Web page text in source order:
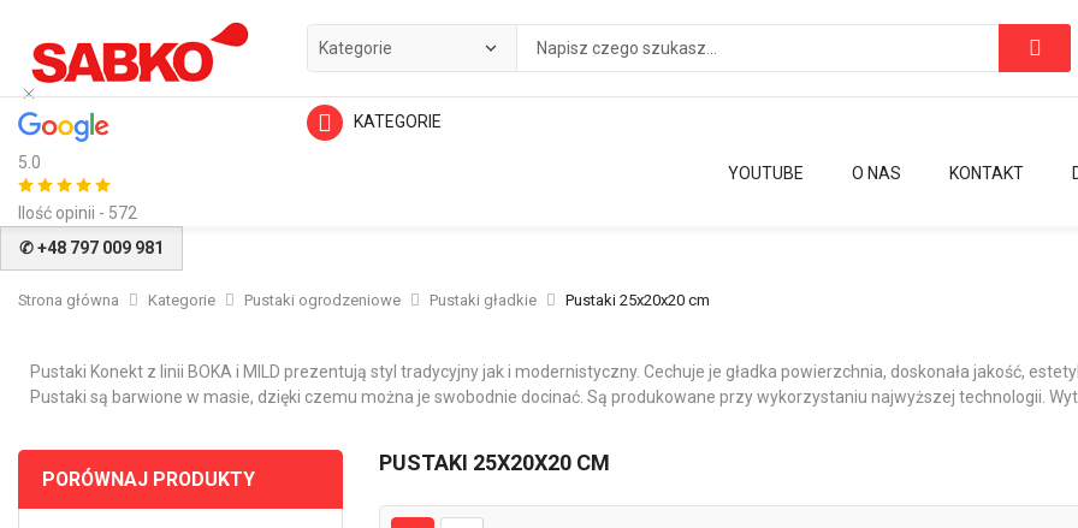
5.0
Ilość opinii - 572
KATEGORIE
KONTAKT
O NAS
YOUTUBE
✆ +48 797 009 981
Strona główna Kategorie Pustaki ogrodzeniowe Pustaki gładkie Pustaki 25x20x20 cm
Pustaki Konekt z linii BOKA i MILD prezentują styl tradycyjny jak i modernistyczny. Cechuje je gładka powierzchnia, doskonała jakość,
Pustaki są barwione w masie, dzięki czemu można je swobodnie docinać. Są produkowane przy wykorzystaniu najwyższej technologii.
PUSTAKI 25X20X20 CM
PORÓWNAJ PRODUKTY